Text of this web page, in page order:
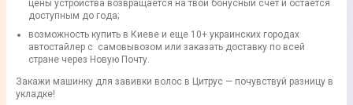
цены устройства возвращается на твой бонусный счет и остается
доступным до года;
возможность купить в Киеве и еще 10+ украинских городах
автостайлер с самовывозом или заказать доставку по всей
стране через Новую Почту.
Закажи машинку для завивки волос в Цитрус — почувствуй разницу в
укладке!